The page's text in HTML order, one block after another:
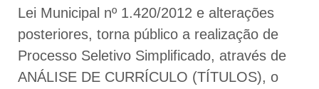
Lei Municipal nº 1.420/2012 e alterações
posteriores, torna público a realização de
Processo Seletivo Simplificado, através de
ANÁLISE DE CURRÍCULO (TÍTULOS), o